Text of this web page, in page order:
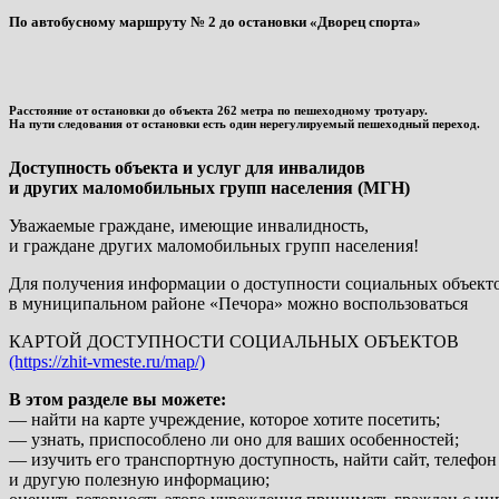
По автобусному маршруту № 2 до остановки «Дворец спорта»
Расстояние от остановки до объекта 262 метра по пешеходному тротуару.
На пути следования от остановки есть один нерегулируемый пешеходный переход.
Доступность объекта и услуг для инвалидов
и других маломобильных групп населения (МГН)
Уважаемые граждане, имеющие инвалидность,
и граждане других маломобильных групп населения!
Для получения информации о доступности социальных
в муниципальном районе «Печора» можно воспользоваться
КАРТОЙ ДОСТУПНОСТИ CОЦИАЛЬНЫХ ОБЪЕКТОВ
(https://zhit-vmeste.ru/map/)
В этом разделе вы можете:
— найти на карте учреждение, которое хотите посетить;
— узнать, приспособлено ли оно для ваших особенностей;
— изучить его транспортную доступность, найти сайт, телефон
и другую полезную информацию;